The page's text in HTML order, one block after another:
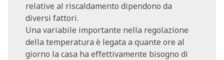
relative al riscaldamento dipendono da
diversi fattori.
Una variabile importante nella regolazione
della temperatura è legata a quante ore al
giorno la casa ha effettivamente bisogno di